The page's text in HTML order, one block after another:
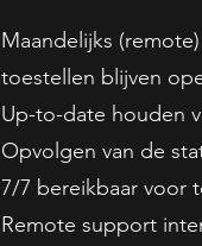
Maandelijks
toestellen blijven
Up-to-date houden
Opvolgen van de
7/7 bereikbaar voor
Remote support